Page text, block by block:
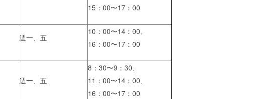
15：00〜17：00
週一、五
10：00〜14：00、
16：00〜17：00
週一、五
8：30〜9：30、
11：00〜14：00、
16：00〜17：00